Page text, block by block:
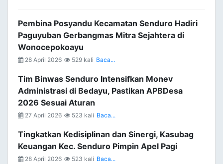
Pembina Posyandu Kecamatan Senduro Hadiri
Paguyuban Gerbangmas Mitra Sejahtera di
Wonocepokoayu
28 April 2026 529 kali Baca...
Tim Binwas Senduro Intensifkan Monev
Administrasi di Bedayu, Pastikan APBDesa
2026 Sesuai Aturan
27 April 2026 523 kali Baca...
Tingkatkan Kedisiplinan dan Sinergi, Kasubag
Keuangan Kec. Senduro Pimpin Apel Pagi
28 April 2026 523 kali Baca...